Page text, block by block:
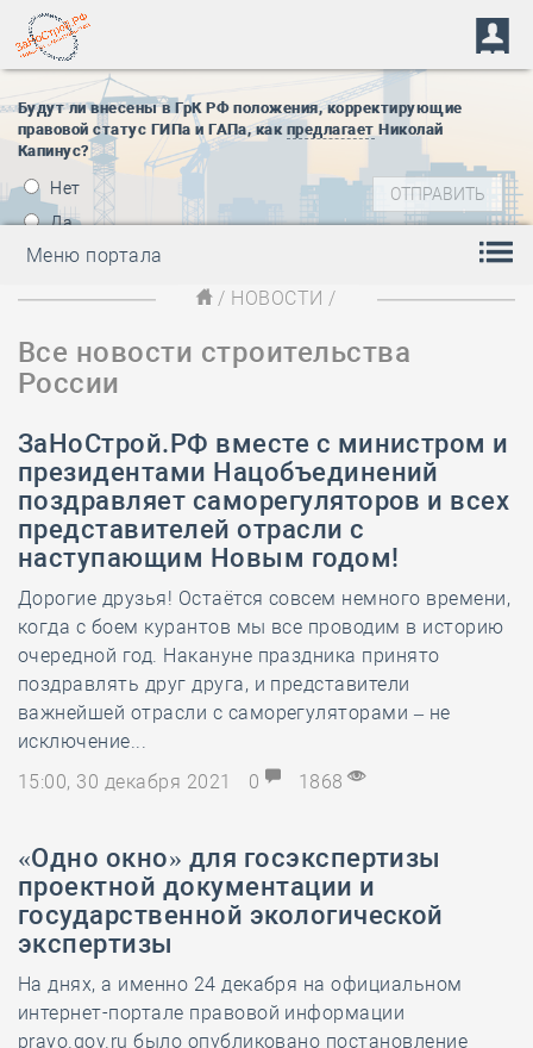
Будут ли внесены в ГрК РФ положения, корректирующие
правовой статус ГИПа и ГАПа, как предлагает Николай
Капинус?
Нет
Да
Меню портала
/ НОВОСТИ /
Все новости строительства
России
ЗаНоСтрой.РФ вместе с министром и
президентами Нацобъединений
поздравляет саморегуляторов и всех
представителей отрасли с
наступающим Новым годом!
Дорогие друзья! Остаётся совсем немного времени,
когда с боем курантов мы все проводим в историю
очередной год. Накануне праздника принято
поздравлять друг друга, и представители
важнейшей отрасли с саморегуляторами – не
исключение...
15:00, 30 декабря 2021
0 1868
«Одно окно» для госэкспертизы
проектной документации и
государственной экологической
экспертизы
На днях, а именно 24 декабря на официальном
интернет-портале правовой информации
pravo.gov.ru было опубликовано постановление